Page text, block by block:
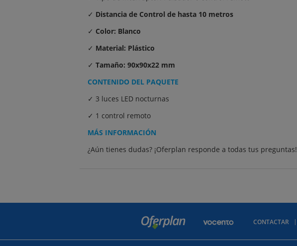
✓ Distancia de Control de hasta 10 metros
✓ Color: Blanco
✓ Material: Plástico
✓ Tamaño: 90x90x22 mm
CONTENIDO DEL PAQUETE
✓ 3 luces LED nocturnas
✓ 1 control remoto
MÁS INFORMACIÓN
¿Aún tienes dudas? ¡Oferplan responde a todas tus preguntas!
CONTACTAR